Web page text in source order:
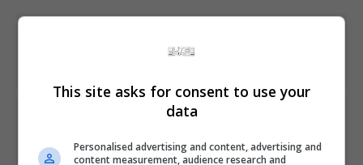
PREVIOUS ARTICLE
This site asks for consent to use your
data
Personalised advertising and content, advertising and
content measurement, audience research and